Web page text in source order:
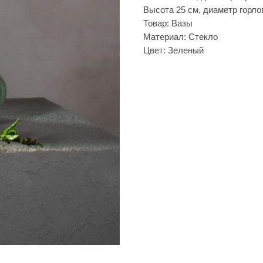
Высота 25 см, диаметр
Товар: Вазы
Материал: Стекло
Цвет: Зеленый